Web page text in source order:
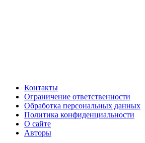
Контакты
Ограничение ответственности
Обработка персональных данных
Политика конфиденциальности
О сайте
Авторы